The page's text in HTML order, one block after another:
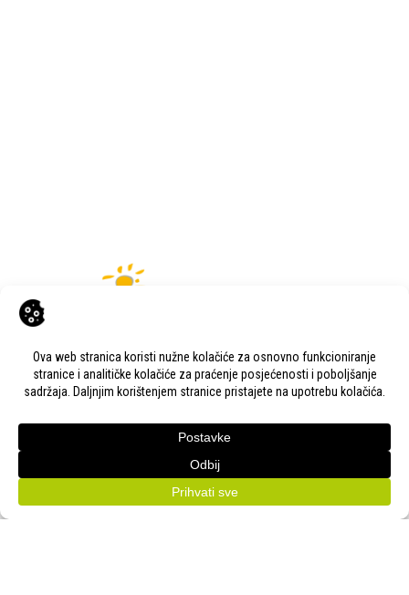
KONTAKT
Adresa:
Gudovac 1D, 43000 Bjelovar
bj-sajam@bj-sajam.hr